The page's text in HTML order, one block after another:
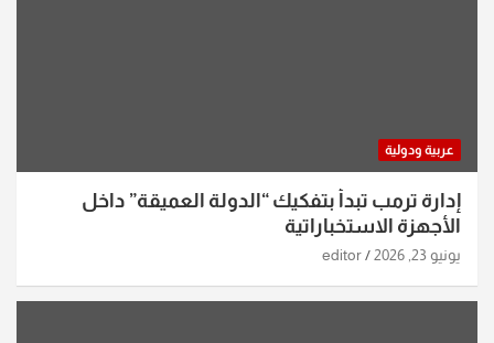
عربية ودولية
إدارة ترمب تبدأ بتفكيك “الدولة العميقة” داخل
الأجهزة الاستخباراتية
يونيو 23, 2026 editor